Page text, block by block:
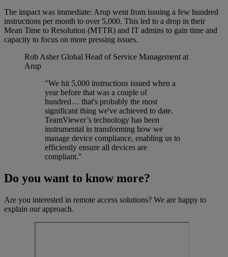
The impact was immediate: Arup went from issuing a few hundred
instructions per month to over 5,000. This led to a drop in their
Mean Time to Resolution (MTTR) and IT admins to gain time and
capacity to focus on more pressing issues.
Rob Asher Global Head of Service Management at
Arup
"We hit 5,000 instructions issued when a
year before that was a couple of
hundred… that's probably the most
significant thing we've achieved to date.
TeamViewer’s technology has been
instrumental in transforming how we
manage device compliance, enabling us to
efficiently ensure all devices are
compliant."
Do you want to know more?
Are you interested in remote access solutions? We are happy to
explain our approach.